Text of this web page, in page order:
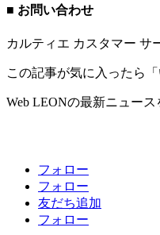
■ お問い合わせ
カルティエ カスタマー
この記事が気に入ったら
Web LEONの最新ニュース
フォロー
フォロー
友だち追加
フォロー